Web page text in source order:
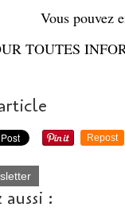
Vous pouvez
TOUTES
Repost
: